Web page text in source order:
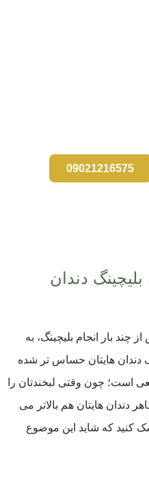
09021216575
دندان
چند بار انجام بلیچینگ، به‌
دندان ‌هایتان حساس‌ تر شده
است؛ چون وقتی لبخندتان را
دندان‌ هایتان هم بالاتر می
کنید که شاید این موضوع